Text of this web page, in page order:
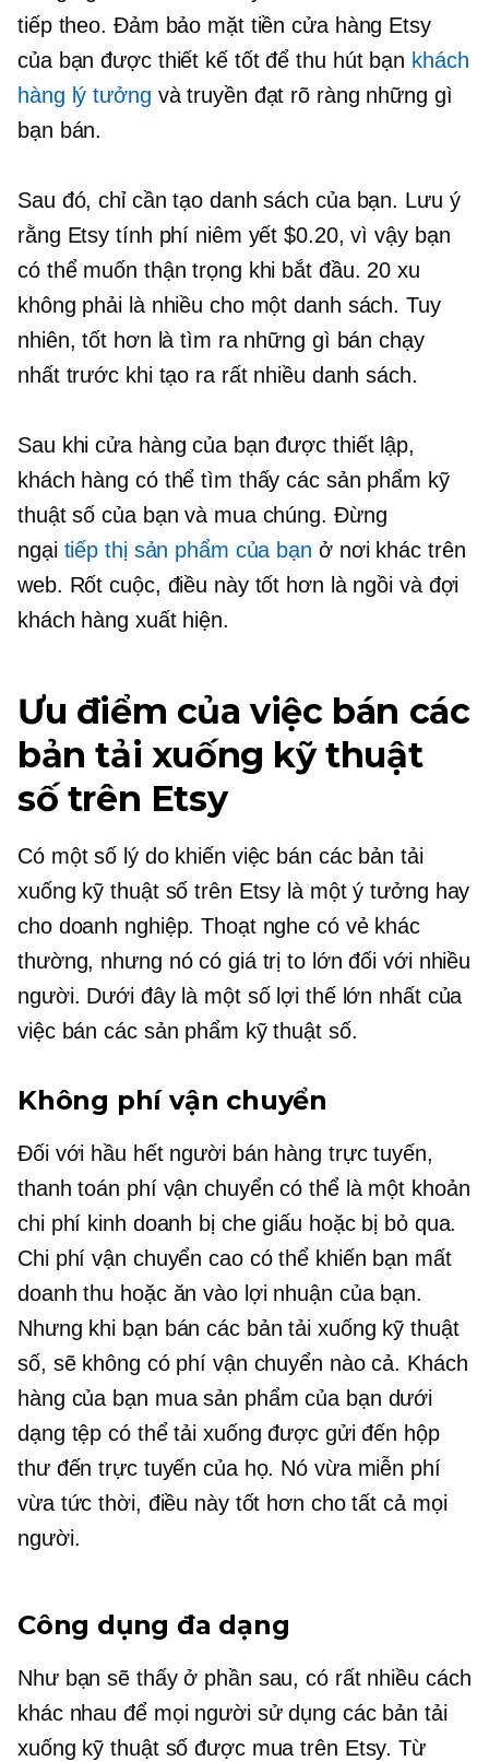
tiếp theo. Đảm bảo mặt tiền cửa hàng Etsy
của bạnđược thiết kế tốtđể thu hút bạn khách
hàng lý tưởng và truyền đạt rõ ràng những gì
bạn bán.
Sau đó, chỉ cần tạo danh sách của bạn. Lưu ý
rằng Etsy tính phí niêm yết $0.20, vì vậy bạn
có thể muốn thận trọng khi bắt đầu. 20 xu
không phải là nhiều cho một danh sách. Tuy
nhiên, tốt hơn là tìm ra những gì bán chạy
nhất trước khi tạo ra rất nhiều danh sách.
Sau khi cửa hàng của bạn được thiết lập,
khách hàng có thể tìm thấy các sản phẩm kỹ
thuật số của bạn và mua chúng. Đừng
ngại tiếp thị sản phẩm của bạn ở nơi khác trên
web. Rốt cuộc, điều này tốt hơn là ngồi và đợi
khách hàng xuất hiện.
Ưu điểm của việc bán các
bản tải xuống kỹ thuật
số trên Etsy
Có một số lý do khiến việc bán các bản tải
xuống kỹ thuật số trên Etsy là một ý tưởng hay
cho doanh nghiệp. Thoạt nghe có vẻ khác
thường, nhưng nó có giá trị to lớn đối với nhiều
người. Dưới đây là một số lợi thế lớn nhất của
việc bán các sản phẩm kỹ thuật số.
Không phí vận chuyển
Đối với hầu hết người bán hàng trực tuyến,
thanh toán phí vận chuyển có thể là một khoản
chi phí kinh doanh bị che giấu hoặc bị bỏ qua.
Chi phí vận chuyển cao có thể khiến bạn mất
doanh thu hoặc ăn vào lợi nhuận của bạn.
Nhưng khi bạn bán các bản tải xuống kỹ thuật
số, sẽ không có phí vận chuyển nào cả. Khách
hàng của bạn mua sản phẩm của bạn dưới
dạng tệp có thể tải xuống được gửi đến hộp
thư đến trực tuyến của họ. Nó vừa miễn phí
vừa tức thời, điều này tốt hơn cho tất cả mọi
người.
Công dụng đa dạng
Như bạn sẽ thấy ở phần sau, có rất nhiều cách
khác nhau để mọi người sử dụng các bản tải
xuống kỹ thuật số được mua trên Etsy. Từ